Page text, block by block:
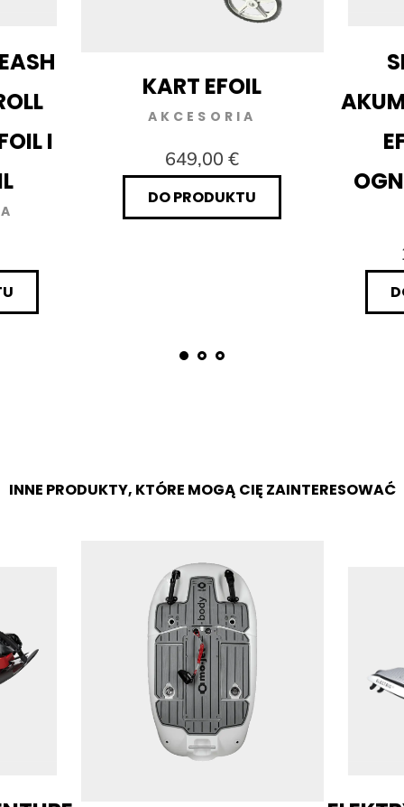
I
KART EFOIL
AKCESORIA
649,00 €
DO PRODUKTU
INNE PRODUKTY, KTÓRE MOGĄ CIĘ ZAINTERESOWAĆ